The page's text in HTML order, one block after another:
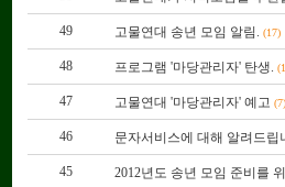
49 고물연대 송년 모임 알림. (17)
48 프로그램 '마당관리자' 탄생.
47 고물연대 '마당관리자' 예고
46 문자서비스에 대해 알려드립
45 2012년도 송년 모임 준비를